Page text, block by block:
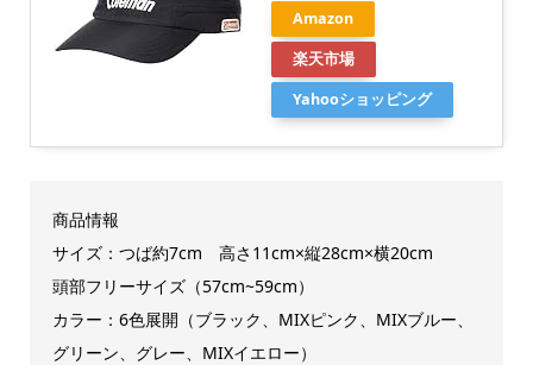
Amazon
楽天市場
Yahooショッピング
商品情報
サイズ：つば約7cm 高さ11cm×縦28cm×横20cm
頭部フリーサイズ（57cm~59cm）
カラー：6色展開（ブラック、MIXピンク、MIXブルー、
グリーン、グレー、MIXイエロー）